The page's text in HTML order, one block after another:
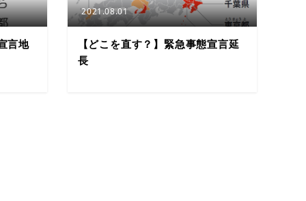
言地
2021.08.01
【どこを直す？】緊急事態宣言延
長